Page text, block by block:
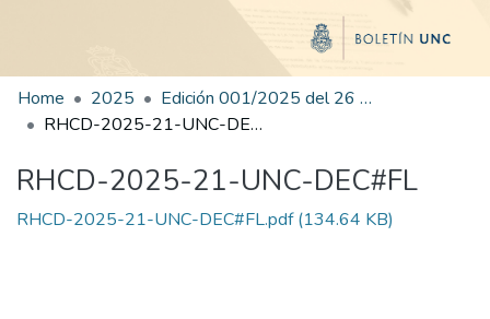
Home 2025
Edición 001/2025 del 26 de mayo de 2025
RHCD-2025-21-UNC-DEC#FL
RHCD-2025-21-UNC-DEC#FL
RHCD-2025-21-UNC-DEC#FL.pdf(134.64 KB)